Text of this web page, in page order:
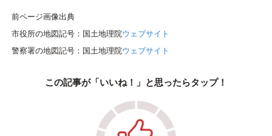
前ページ画像出典
市役所の地図記号：国土地理院ウェブサイト
警察署の地図記号：国土地理院ウェブサイト
この記事が「いいね！」と思ったらタップ！